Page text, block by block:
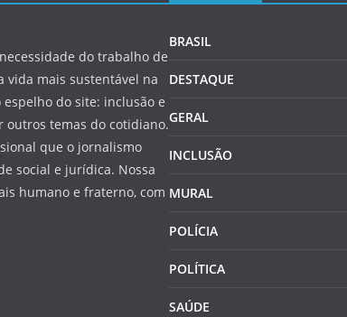
do trabalho de
vida mais sustentável na
do site: inclusão e
temas do cotidiano.
que o jornalismo
social e jurídica. Nossa
humano e fraterno, com
BRASIL
DESTAQUE
GERAL
INCLUSÃO
MURAL
POLÍCIA
POLÍTICA
SAÚDE